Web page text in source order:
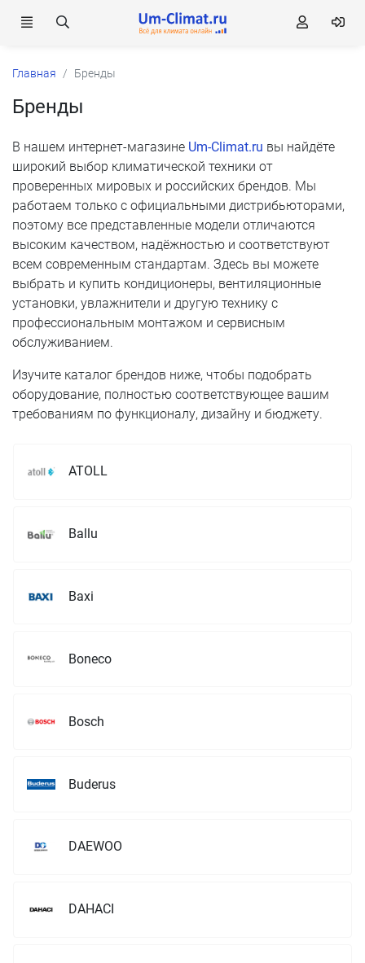
Главная Бренды
Бренды
В нашем интернет-магазине Um-Climat.ru вы найдёте
широкий выбор климатической техники от
проверенных мировых и российских брендов. Мы
работаем только с официальными дистрибьюторами,
поэтому все представленные модели отличаются
высоким качеством, надёжностью и соответствуют
всем современным стандартам. Здесь вы можете
выбрать и купить кондиционеры, вентиляционные
установки, увлажнители и другую технику с
профессиональным монтажом и сервисным
обслуживанием.
Изучите каталог брендов ниже, чтобы подобрать
оборудование, полностью соответствующее вашим
требованиям по функционалу, дизайну и бюджету.
ATOLL
Ballu
Baxi
Boneco
Bosch
Buderus
DAEWOO
DAHACI